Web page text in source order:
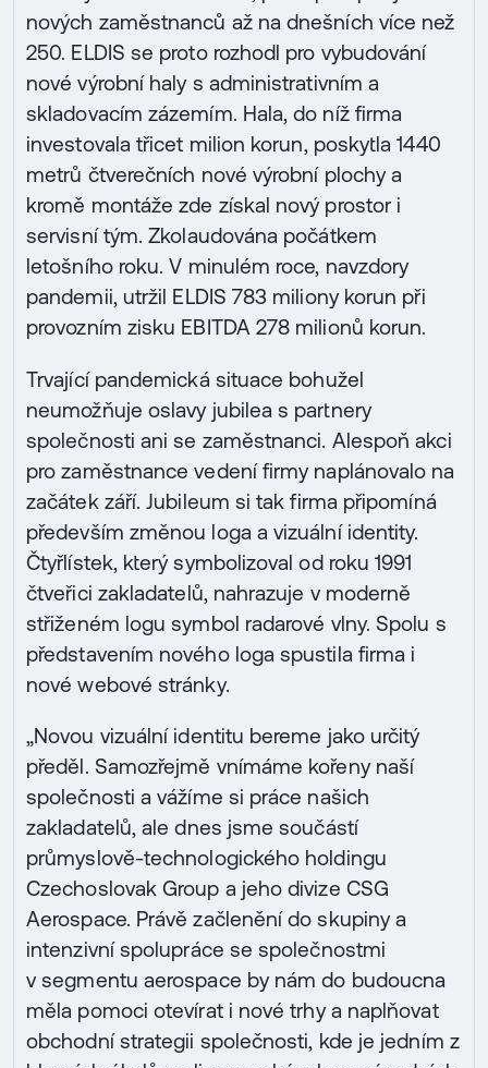
nových zaměstnanců až na dnešních více než
250. ELDIS se proto rozhodl pro vybudování
nové výrobní haly s administrativním a
skladovacím zázemím. Hala, do níž firma
investovala třicet milion korun, poskytla 1440
metrů čtverečních nové výrobní plochy a
kromě montáže zde získal nový prostor i
servisní tým. Zkolaudována počátkem
letošního roku. V minulém roce, navzdory
pandemii, utržil ELDIS 783 miliony korun při
provozním zisku EBITDA 278 milionů korun.
Trvající pandemická situace bohužel
neumožňuje oslavy jubilea s partnery
společnosti ani se zaměstnanci. Alespoň akci
pro zaměstnance vedení firmy naplánovalo na
začátek září. Jubileum si tak firma připomíná
především změnou loga a vizuální identity.
Čtyřlístek, který symbolizoval od roku 1991
čtveřici zakladatelů, nahrazuje v moderně
střiženém logu symbol radarové vlny. Spolu s
představením nového loga spustila firma i
nové webové stránky.
„Novou vizuální identitu bereme jako určitý
předěl. Samozřejmě vnímáme kořeny naší
společnosti a vážíme si práce našich
zakladatelů, ale dnes jsme součástí
průmyslově-technologického holdingu
Czechoslovak Group a jeho divize CSG
Aerospace. Právě začlenění do skupiny a
intenzivní spolupráce se společnostmi
v segmentu aerospace by nám do budoucna
měla pomoci otevírat i nové trhy a naplňovat
obchodní strategii společnosti, kde je jedním z